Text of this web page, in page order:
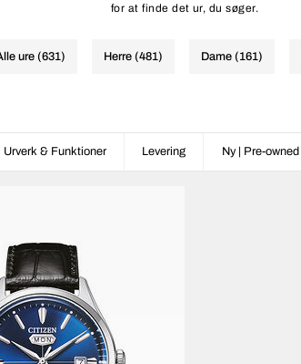
for at finde det ur, du søger.
ure (631) Herre (481) Dame (161)
Urverk & Funktioner Levering Ny | Pre-owned